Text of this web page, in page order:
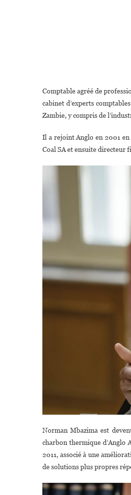
Comptable agréé de
cabinet d’experts
Zambie, y compris de
Il a rejoint Anglo en 2001
Coal SA et ensuite directeur
Norman Mbazima est
charbon thermique d’Anglo
2011, associé à une
de solutions plus propres